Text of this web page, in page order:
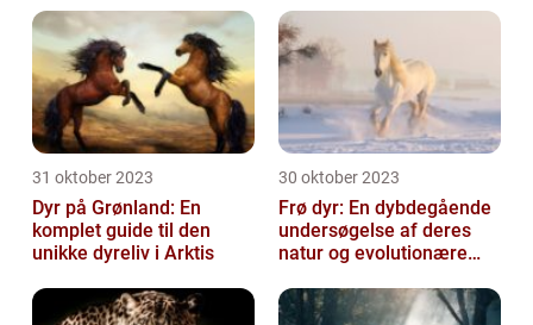
31 oktober 2023
Dyr på Grønland: En
komplet guide til den
unikke dyreliv i Arktis
30 oktober 2023
Frø dyr: En dybdegående
undersøgelse af deres
natur og evolutionære